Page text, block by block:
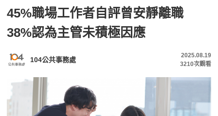
45%職場工作者自評曾安靜離職
38%認為主管未積極因應
104公共事務處
2025.08.19
3210次觀看